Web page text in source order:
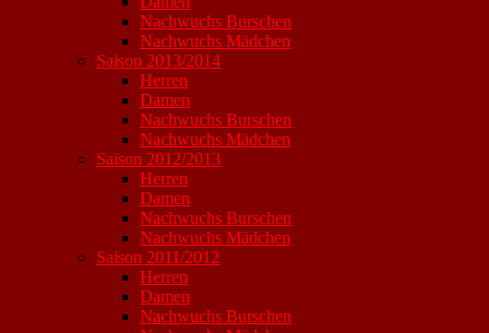
Nachwuchs Burschen
Nachwuchs Mädchen
Saison 2013/2014
Herren
Damen
Nachwuchs Burschen
Nachwuchs Mädchen
Saison 2012/2013
Herren
Damen
Nachwuchs Burschen
Nachwuchs Mädchen
Saison 2011/2012
Herren
Damen
Nachwuchs Burschen